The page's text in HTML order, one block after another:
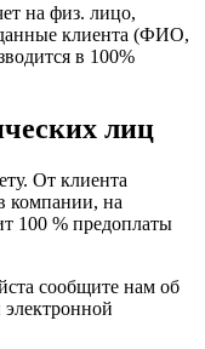
на физ. лицо,
клиента (ФИО,
в 100%
лиц
От клиента
компании, на
100 % предоплаты
сообщите нам об
электронной